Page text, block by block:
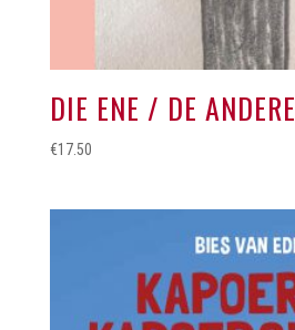
DIE ENE / DE ANDERE
€17.50